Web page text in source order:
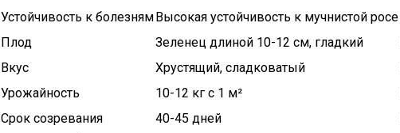
Устойчивость к болезнямВысокая устойчивость к мучнистой росе
Плод
Зеленец длиной 10-12 см, гладкий
Вкус
Хрустящий, сладковатый
Урожайность
10-12 кг с 1 м²
Срок созревания
40-45 дней